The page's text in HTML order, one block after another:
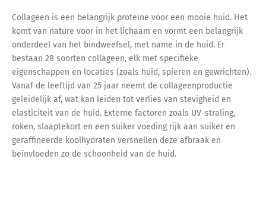
Collageen is een belangrijk proteïne voor een mooie huid. Het
komt van nature voor in het lichaam en vormt een belangrijk
onderdeel van het bindweefsel, met name in de huid. Er
bestaan 28 soorten collageen, elk met specifieke
eigenschappen en locaties (zoals huid, spieren en gewrichten).
Vanaf de leeftijd van 25 jaar neemt de collageenproductie
geleidelijk af, wat kan leiden tot verlies van stevigheid en
elasticiteit van de huid. Externe factoren zoals UV-straling,
roken, slaaptekort en een suiker voeding rijk aan suiker en
geraffineerde koolhydraten versnellen deze afbraak en
beïnvloeden zo de schoonheid van de huid.